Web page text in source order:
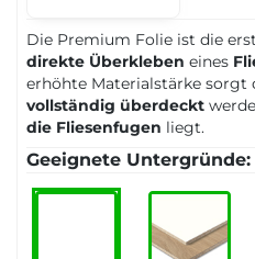
Die Premium Folie ist die
direkte Überkleben eines
erhöhte Materialstärke sorgt
vollständig überdeckt
die Fliesenfugen liegt.
Geeignete Untergründe: